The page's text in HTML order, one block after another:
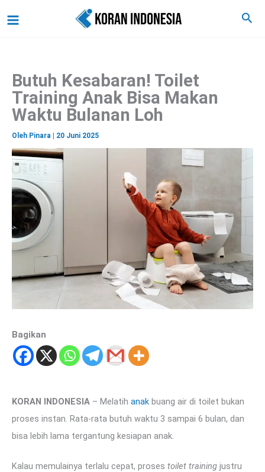
ke
Cari
Butuh Kesabaran! Toilet
Training Anak Bisa Makan
Waktu Bulanan Loh
Oleh Pinara 20 Juni 2025
Bagikan
KORAN INDONESIA – Melatih anak buang air di toilet bukan
proses instan. Rata-rata butuh waktu 3 sampai 6 bulan, dan
bisa lebih lama tergantung kesiapan anak.
Kalau memulainya terlalu cepat, proses toilet training justru
a